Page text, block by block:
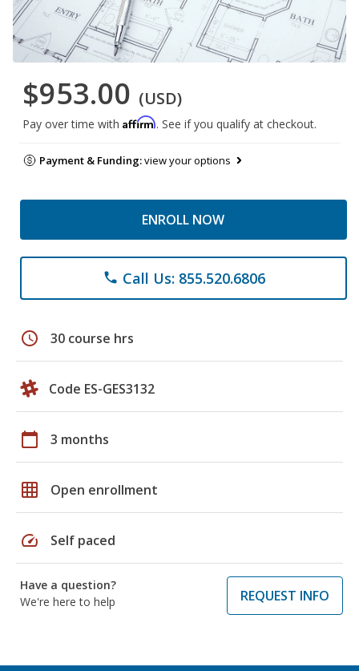
$953.00 (USD)
Pay over time with Affirm. See if you qualify at checkout.
Payment & Funding:view your options
ENROLL NOW
phone Call Us: 855.520.6806
schedule 30 course hrs
Code ES-GES3132
calendar_today 3 months
grid_on Open enrollment
speed Self paced
Have a question?
We're here to help
REQUEST INFO